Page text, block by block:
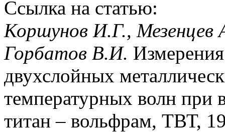
Ссылка на статью:
Коршунов И.Г., Мезенцев
Горбатов В.И.
двухслойных
температурных волн при
титан – вольфрам, ТВТ,